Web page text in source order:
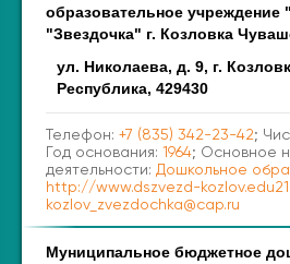
образовательное учреждение
"Звездочка" г. Козловка
ул. Николаева, д. 9, г.
Республика, 429430
Телефон: +7 (835) 342-23-42;
Год основания: 1964; Основное
деятельности: Дошкольное
http://www.dszvezd-
kozlov_zvezdochka@cap.ru
Муниципальное бюджетное